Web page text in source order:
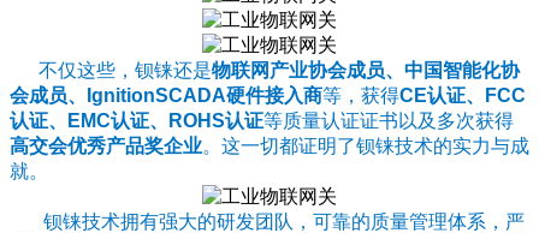
不仅这些，钡铼还是物联网产业协会成员、中国智能化协
会成员、IgnitionSCADA硬件接入商等，获得CE认证、FCC
认证、EMC认证、ROHS认证等质量认证证书以及多次获得
高交会优秀产品奖企业。这一切都证明了钡铼技术的实力与成
就。
钡铼技术拥有强大的研发团队，可靠的质量管理体系，严